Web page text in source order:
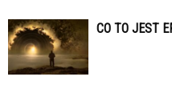
CO TO JEST